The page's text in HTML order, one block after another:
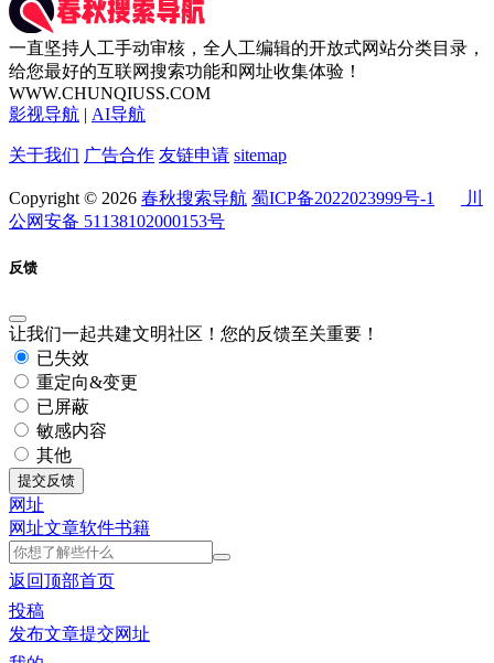
一直坚持人工手动审核，全人工编辑的开放式网站分类目录，
给您最好的互联网搜索功能和网址收集体验！
WWW.CHUNQIUSS.COM
影视导航 | AI导航
关于我们 广告合作 友链申请 sitemap
Copyright © 2026 春秋搜索导航 蜀ICP备2022023999号-1
川
公网安备 51138102000153号
反馈
让我们一起共建文明社区！您的反馈至关重要！
已失效
重定向&变更
已屏蔽
敏感内容
其他
提交反馈
网址
网址文章软件书籍
返回顶部首页
投稿
发布文章提交网址